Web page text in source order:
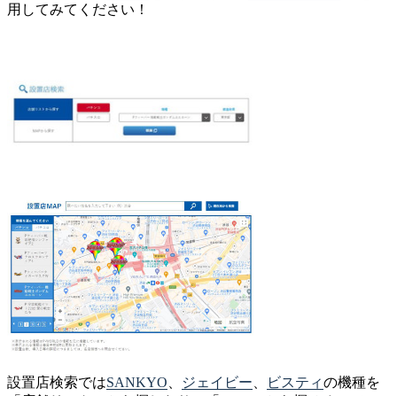
用してみてください！
設置店検索ではSANKYO ジェイビー ビスティの機種を